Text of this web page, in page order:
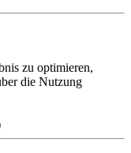
zu optimieren,
die Nutzung